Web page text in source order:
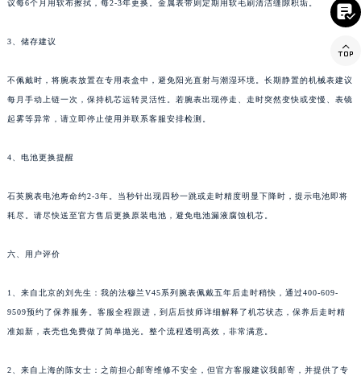
议每6个月用软布擦拭，每2-3年更换。金属表带则定期用软毛刷清洁缝隙积垢。
3、储存建议
不佩戴时，将腕表放置在专用表盒中，避免阳光直射与潮湿环境。长期静置的机械表建议
每月手动上链一次，保持机芯运转灵活性。若腕表出现停走、走时突然变快或变慢、表镜
起雾等异常，请立即停止使用并联系客服安排检测。
4、电池更换提醒
石英腕表电池寿命约2-3年。当秒针出现四秒一跳或走时精度明显下降时，提示电池即将
耗尽。请尽快送至官方售后更换原装电池，避免电池漏液腐蚀机芯。
六、用户评价
1、来自北京的刘先生：我的法穆兰V45系列腕表佩戴五年后走时稍快，通过400-609-
9509预约了保养服务。客服全程跟进，到店后技师详细解释了机芯状态，保养后走时精
准如新，表壳也免费做了简单抛光。整个流程透明高效，非常满意。
2、来自上海的陈女士：之前担心邮寄维修不安全，但官方客服建议我邮寄，并提供了专

